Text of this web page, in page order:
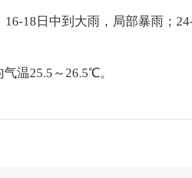
18日中到大雨，局部暴雨；
温25.5～26.5℃。